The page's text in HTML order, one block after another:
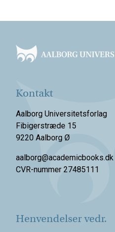
Kontakt
Aalborg Universitetsforlag
Fibigerstræde 15
9220 Aalborg Ø
aalborg@academicbooks.dk
CVR-nummer 27485111
Henvendelser vedr.